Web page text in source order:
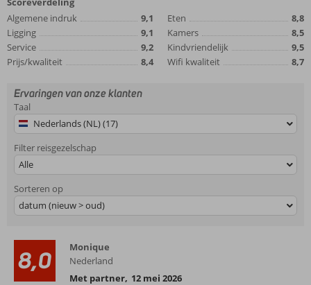
Algemene indruk
9,1
Ligging
9,1
Service
9,2
Prijs/kwaliteit
8,4
Eten
8,8
Kamers
8,5
Kindvriendelijk
9,5
Wifi kwaliteit
8,7
Ervaringen van onze klanten
Taal
Nederlands (NL) (17)
Filter reisgezelschap
Alle
Sorteren op
datum (nieuw > oud)
8,0
Monique
Nederland
Met partner, 12 mei 2026